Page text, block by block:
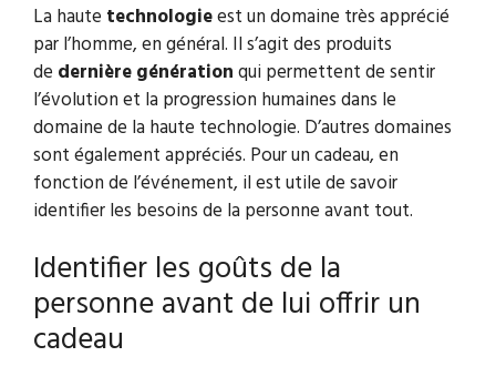
La haute technologieest un domaine très apprécié
par l’homme, en général. Il s’agit des produits
de dernièregénérationqui permettent de sentir
l’évolution et la progression humaines dans le
domaine de la haute technologie. D’autres domaines
sont également appréciés. Pour un cadeau, en
fonction de l’événement, il est utile de savoir
identifier les besoins de la personne avant tout.
Identifier les goûts de la
personne avant de lui offrir un
cadeau